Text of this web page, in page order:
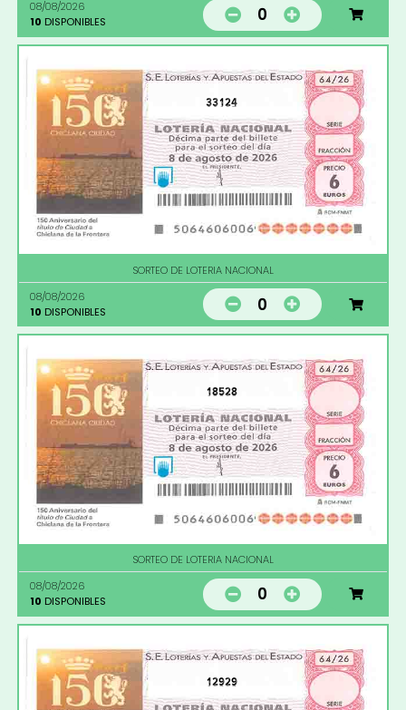
08/08/2026
10 DISPONIBLES 0
33124
SORTEO DE LOTERIA NACIONAL
08/08/2026
10 DISPONIBLES 0
18528
SORTEO DE LOTERIA NACIONAL
08/08/2026
10 DISPONIBLES 0
12929